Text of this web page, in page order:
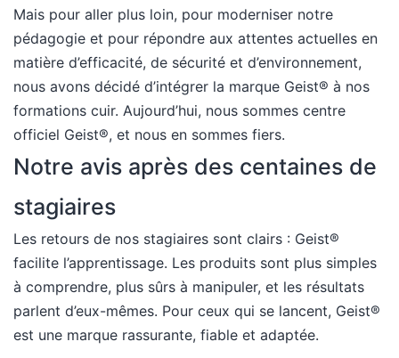
Mais pour aller plus loin, pour moderniser notre
pédagogie et pour répondre aux attentes actuelles en
matière d’efficacité, de sécurité et d’environnement,
nous avons décidé d’intégrer la marque Geist® à nos
formations cuir. Aujourd’hui, nous sommes centre
officiel Geist®, et nous en sommes fiers.
Notre avis après des centaines de
stagiaires
Les retours de nos stagiaires sont clairs : Geist®
facilite l’apprentissage. Les produits sont plus simples
à comprendre, plus sûrs à manipuler, et les résultats
parlent d’eux-mêmes. Pour ceux qui se lancent, Geist®
est une marque rassurante, fiable et adaptée.